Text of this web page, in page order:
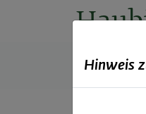
Produkte
Hinweis